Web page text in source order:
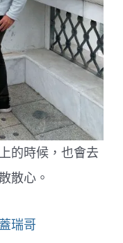
的時候，也會去
散心。
瑞哥